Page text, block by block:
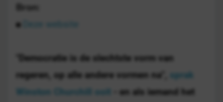
Bron:
"Democratie is de slechtste vorm van
regeren, op alle andere vormen na",
sprak
Winston Churchill ooit
- en als iemand het